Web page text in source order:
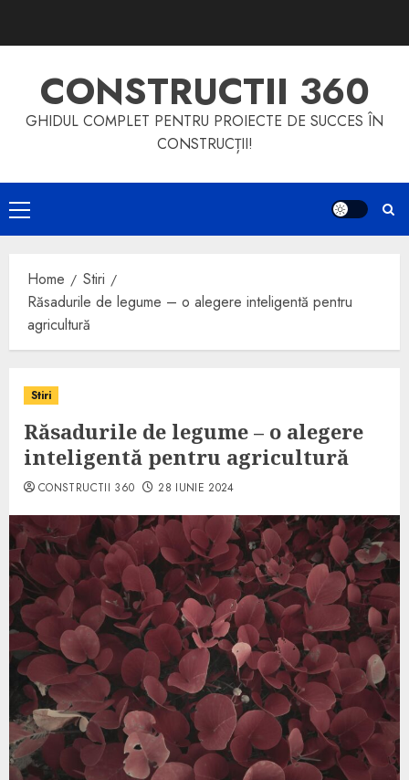
CONSTRUCTII 360
GHIDUL COMPLET PENTRU PROIECTE DE SUCCES ÎN
CONSTRUCȚII!
Primary
Menu
Home
Stiri
Răsadurile de legume – o alegere inteligentă pentru
agricultură
Stiri
Răsadurile de legume – o alegere
inteligentă pentru agricultură
CONSTRUCTII 360 28 IUNIE 2024